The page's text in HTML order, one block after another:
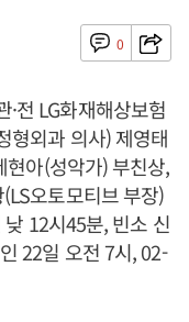
0
전 LG화재해상보험
형외과 의사) 제영태
현아(성악가) 부친상,
오토모티브 부장)
12시45분, 빈소 신
22일 오전 7시, 02-